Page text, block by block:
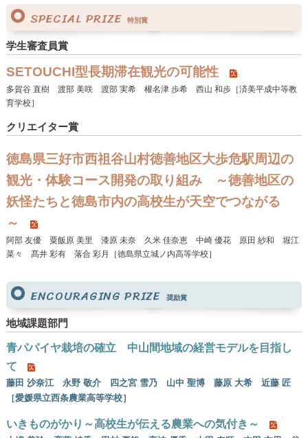
SPECIAL PRIZE 特別賞
学生審査員賞
SETOUCHI型長期滞在観光の可能性
多賀谷 直樹 渡部 美咲 渡部 実希 權名津 歩希 西山 和歩［済美平成中等教
育学校］
クリエイター賞
徳島県三好市西祖谷山村徳善地区大歩危駅周辺の
観光・体験コース開発の取り組み ～徳善地区の
妖怪たちと徳島市内の高校生が天空でつながる
～
阿部 友優 粟飯原 美里 漆原 未奈 久米 佳奈恵 中崎 優花 原田 紗和 堀江
菜々 髙井 彩有 落合 彩月［徳島県立城ノ内高等学校］
ENCOURAGING PRIZE 奨励賞
地域課題部門
青パパイヤ栽培の確立 中山間地域の経営モデルを目指し
て
藤田 沙奈江 永野 敬介 四之宮 雪乃 山中 聖博 藤原 大希 近藤 匠
［愛媛県立西条農業高等学校］
いきものがかり～高校生が伝える農業への気付き～